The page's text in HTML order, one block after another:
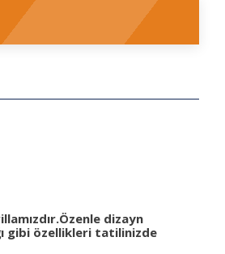
dizayn
gibi özellikleri tatilinizde